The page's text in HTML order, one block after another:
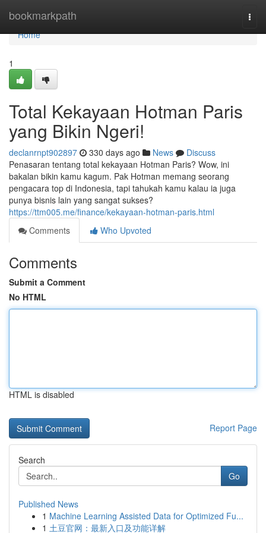
bookmarkpath
Home
Home
1
Total Kekayaan Hotman Paris
yang Bikin Ngeri!
declanrnpt902897 330 days ago News
Discuss
Penasaran tentang total kekayaan Hotman Paris? Wow, ini
bakalan bikin kamu kagum. Pak Hotman memang seorang
pengacara top di Indonesia, tapi tahukah kamu kalau ia juga
punya bisnis lain yang sangat sukses?
https://ttm005.me/finance/kekayaan-hotman-paris.html
Comments
Who Upvoted
Comments
Submit a Comment
No HTML
HTML is disabled
Report Page
Search
Go
Published News
1 Machine Learning Assisted Data for Optimized Fu...
1 土豆官网：最新入口及功能详解